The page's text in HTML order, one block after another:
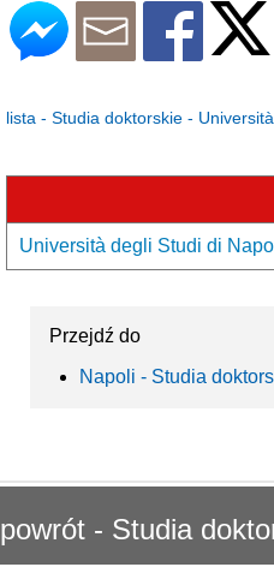
lista - Studia doktorskie -
Università degli Studi di
Przejdź do
Napoli - Studia
powrót - Studia